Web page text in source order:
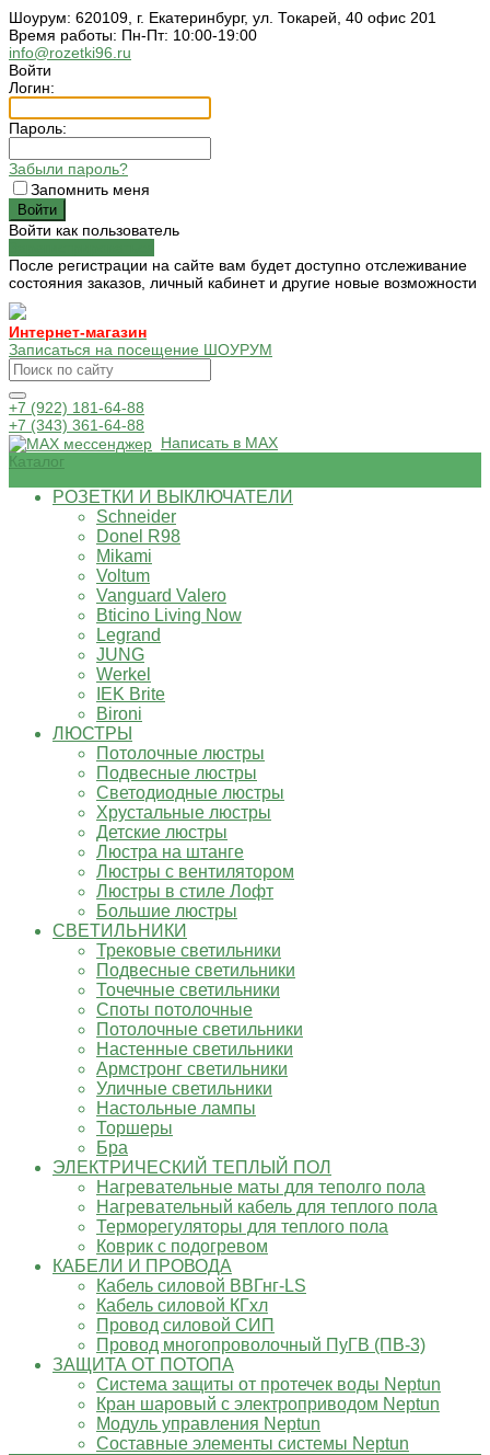
Шоурум: 620109, г. Екатеринбург, ул. Токарей, 40 офис 201
Время работы: Пн-Пт: 10:00-19:00
info@rozetki96.ru
Войти
Логин:
Пароль:
Забыли пароль?
Запомнить меня
Войти как пользователь
После регистрации на сайте вам будет доступно отслеживание
состояния заказов, личный кабинет и другие новые возможности
Интернет-магазин
Записаться на посещение ШОУРУМ
+7 (922) 181-64-88
+7 (343) 361-64-88
Написать в MAX
Каталог
РОЗЕТКИ И ВЫКЛЮЧАТЕЛИ
Schneider
Donel R98
Mikami
Voltum
Vanguard Valero
Bticino Living Now
Legrand
JUNG
Werkel
IEK Brite
Bironi
ЛЮСТРЫ
Потолочные люстры
Подвесные люстры
Светодиодные люстры
Хрустальные люстры
Детские люстры
Люстра на штанге
Люстры с вентилятором
Люстры в стиле Лофт
Большие люстры
СВЕТИЛЬНИКИ
Трековые светильники
Подвесные светильники
Точечные светильники
Споты потолочные
Потолочные светильники
Настенные светильники
Армстронг светильники
Уличные светильники
Настольные лампы
Торшеры
Бра
ЭЛЕКТРИЧЕСКИЙ ТЕПЛЫЙ ПОЛ
Нагревательные маты для теполго пола
Нагревательный кабель для теплого пола
Терморегуляторы для теплого пола
Коврик с подогревом
КАБЕЛИ И ПРОВОДА
Кабель силовой ВВГнг-LS
Кабель силовой КГхл
Провод силовой СИП
Провод многопроволочный ПуГВ (ПВ-3)
ЗАЩИТА ОТ ПОТОПА
Система защиты от протечек воды Neptun
Кран шаровый с электроприводом Neptun
Модуль управления Neptun
Составные элементы системы Neptun